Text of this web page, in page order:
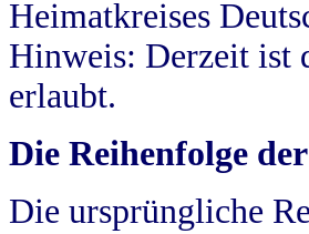
Heimatkreises
Hinweis: Derzeit ist
erlaubt.
Die Reihenfolge
Die ursprüngliche